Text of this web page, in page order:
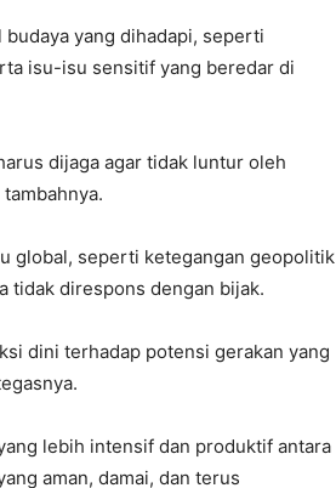
yang dihadapi, seperti
isu-isu sensitif yang beredar di
dijaga agar tidak luntur oleh
global, seperti ketegangan geopolitik
tidak direspons dengan bijak.
dini terhadap potensi gerakan yang
lebih intensif dan produktif antara
aman, damai, dan terus